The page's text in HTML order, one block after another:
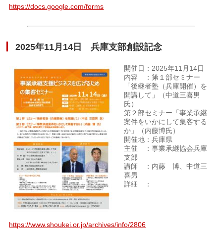
https://docs.google.com/forms
2025年11月14日 兵庫支部創設記念
開催日：2025年11月14日
内容 ：第１部セミナー
「後継者塾（兵庫開催）を
開講して」（中道三喜男
氏）
第２部セミナー「事業承継
案件をいかにして集客する
か」（内藤博氏）
開催地：兵庫県
主催 ：事業承継協会兵庫
支部
講師 ：内藤 博、中道三
喜男
詳細 ：
https://www.shoukei.or.jp/archives/info/2806